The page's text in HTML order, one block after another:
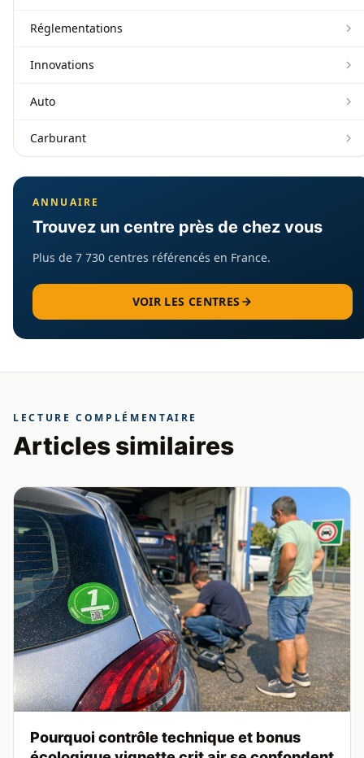
Réglementations
Innovations
Auto
Carburant
ANNUAIRE
Trouvez un centre près de chez vous
Plus de 7 730 centres référencés en France.
VOIR LES CENTRES
LECTURE COMPLÉMENTAIRE
Articles similaires
Pourquoi contrôle technique et bonus